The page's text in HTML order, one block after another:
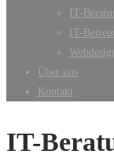
IT-
IT-
Über uns
Kontakt
IT-